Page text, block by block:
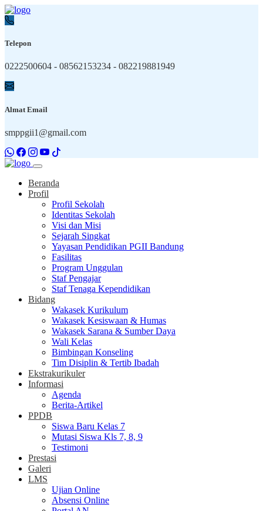
Telepon
0222500604 - 08562153234 - 082219881949
Almat Email
smppgii1@gmail.com
Beranda
Profil
Profil Sekolah
Identitas Sekolah
Visi dan Misi
Sejarah Singkat
Yayasan Pendidikan PGII Bandung
Fasilitas
Program Unggulan
Staf Pengajar
Staf Tenaga Kependidikan
Bidang
Wakasek Kurikulum
Wakasek Kesiswaan & Humas
Wakasek Sarana & Sumber Daya
Wali Kelas
Bimbingan Konseling
Tim Disiplin & Tertib Ibadah
Ekstrakurikuler
Informasi
Agenda
Berita-Artikel
PPDB
Siswa Baru Kelas 7
Mutasi Siswa Kls 7, 8, 9
Testimoni
Prestasi
Galeri
LMS
Ujian Online
Absensi Online